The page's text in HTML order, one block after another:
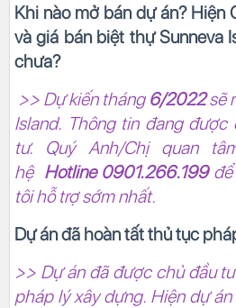
Khi nào mở bán dự án? Hiện
và giá bán biệt thự Sunneva
chưa?
>> Dự kiến tháng 6/2022sẽ
Island. Thông tin đang
tư. Quý Anh/Chị quan
hệ Hotline 0901.266.199để
tôi hỗ trợ sớm nhất.
Dự án đã hoàn tất thủ tục
>> Dự án đã được chủ đầu
pháp lý xây dựng. Hiện dự